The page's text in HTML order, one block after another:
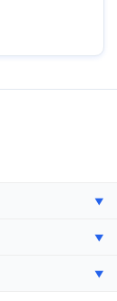
▼
▼
▼